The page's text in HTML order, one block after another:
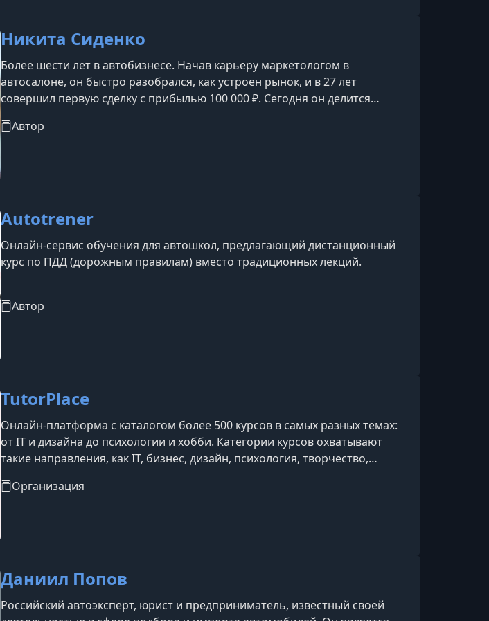
Никита Сиденко
Более шести лет в автобизнесе. Начав карьеру маркетологом в
автосалоне, он быстро разобрался, как устроен рынок, и в 27 лет
совершил первую сделку с прибылью 100 000 ₽. Сегодня он делится
автомобили быстрее и выгоднее. Ведёт обучающий контент на YouTube и
Автор
Autotrener
Онлайн-сервис обучения для автошкол, предлагающий дистанционный
курс по ПДД (дорожным правилам) вместо традиционных лекций.
Автор
TutorPlace
Онлайн-платформа с каталогом более 500 курсов в самых разных темах:
от IT и дизайна до психологии и хобби. Категории курсов охватывают
такие направления, как IT, бизнес, дизайн, психология, творчество,
Организация
Даниил Попов
Российский автоэксперт, юрист и предприниматель, известный своей